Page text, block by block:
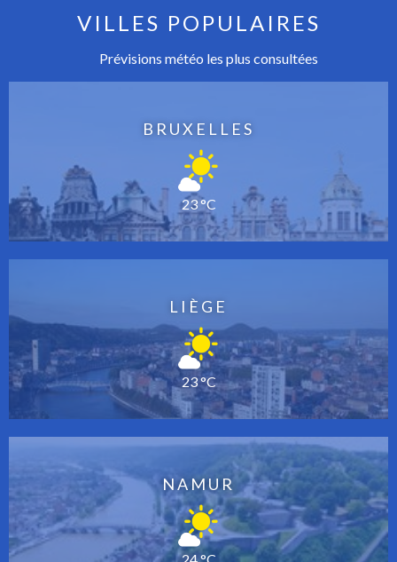
VILLES POPULAIRES
Prévisions météo les plus consultées
BRUXELLES
23 °C
LIÈGE
23 °C
NAMUR